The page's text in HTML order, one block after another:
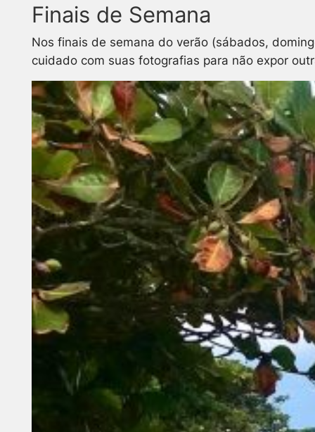
Finais de Semana
Nos finais de semana do verão (sábados,
cuidado com suas fotografias para não expor